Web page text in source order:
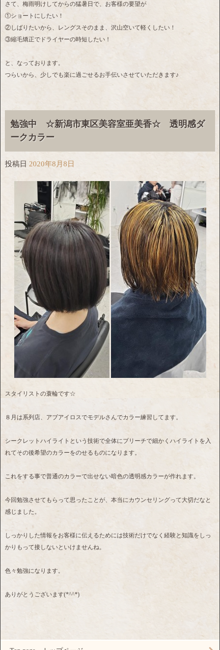
さて、梅雨明けしてからの猛暑日で、お客様の要望が
①ショートにしたい！
②しばりたいから、レングスそのまま、沢山空いて軽くしたい！
③縮毛矯正でドライヤーの時短したい！
と、なっております。
つらいから、少しでも楽に過ごせるお手伝いさせていただきます♪
勉強中 ☆新潟市東区美容室亜美香☆ 透明感ダ
ークカラー
投稿日 2020年8月8日
スタイリストの蓑輪です☆
８月は系列店、アブアイロスでモデルさんでカラー練習してます。
シークレットハイライトという技術で全体にブリーチで細かくハイライトを入
れてその後希望のカラーをのせるものになります。
これをする事で普通のカラーで出せない暗色の透明感カラーが作れます。
今回勉強させてもらって思ったことが、本当にカウンセリングって大切だなと
感じました。
しっかりした情報をお客様に伝えるためには技術だけでなく経験と知識をしっ
かりもって接しないといけませんね。
色々勉強になります。
ありがとうございます(*^^*)